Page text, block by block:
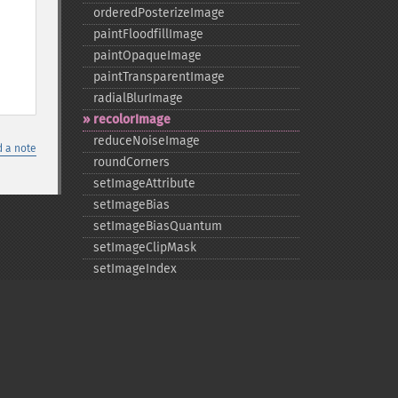
a note
orderedPosterizeImage
paintFloodfillImage
paintOpaqueImage
paintTransparentImage
radialBlurImage
recolorImage
reduceNoiseImage
roundCorners
setImageAttribute
setImageBias
setImageBiasQuantum
setImageClipMask
setImageIndex